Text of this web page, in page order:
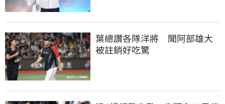
葉總讚各隊洋將　聞阿部雄大
被註銷好吃驚